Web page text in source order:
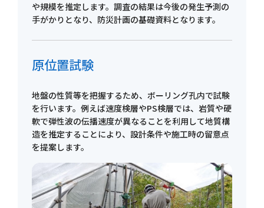
や規模を推定します。調査の結果は今後の発生予測の
手がかりとなり、防災計画の基礎資料となります。
原位置試験
地盤の性質等を把握するため、ボーリング孔内で試験
を行います。例えば速度検層やPS検層では、岩質や硬
軟で弾性波の伝播速度が異なることを利用して地質構
造を推定することにより、設計条件や施工時の留意点
を提案します。